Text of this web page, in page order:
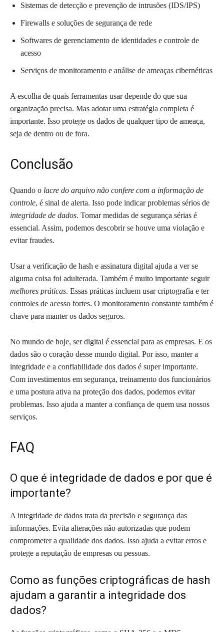
Sistemas de detecção e prevenção de intrusões (IDS/IPS)
Firewalls e soluções de segurança de rede
Softwares de gerenciamento de identidades e controle de
acesso
Serviços de monitoramento e análise de ameaças cibernéticas
A escolha de quais ferramentas usar depende do que sua
organização precisa. Mas adotar uma estratégia completa é
importante. Isso protege os dados de qualquer tipo de ameaça,
seja de dentro ou de fora.
Conclusão
Quando o lacre do arquivo não confere com a informação de
controle, é sinal de alerta. Isso pode indicar problemas sérios de
integridade de dados. Tomar medidas de segurança sérias é
essencial. Assim, podemos descobrir se houve uma violação e
evitar fraudes.
Usar a verificação de hash e assinatura digital ajuda a ver se
alguma coisa foi adulterada. Também é muito importante seguir
melhores práticas. Essas práticas incluem usar criptografia e ter
controles de acesso fortes. O monitoramento constante também é
chave para manter os dados seguros.
No mundo de hoje, ser digital é essencial para as empresas. E os
dados são o coração desse mundo digital. Por isso, manter a
integridade e a confiabilidade dos dados é super importante.
Com investimentos em segurança, treinamento dos funcionários
e uma postura ativa na proteção dos dados, podemos evitar
problemas. Isso ajuda a manter a confiança de quem usa nossos
serviços.
FAQ
O que é integridade de dados e por que é
importante?
A integridade de dados trata da precisão e segurança das
informações. Evita alterações não autorizadas que podem
comprometer a qualidade dos dados. Isso ajuda a evitar erros e
protege a reputação de empresas ou pessoas.
Como as funções criptográficas de hash
ajudam a garantir a integridade dos
dados?